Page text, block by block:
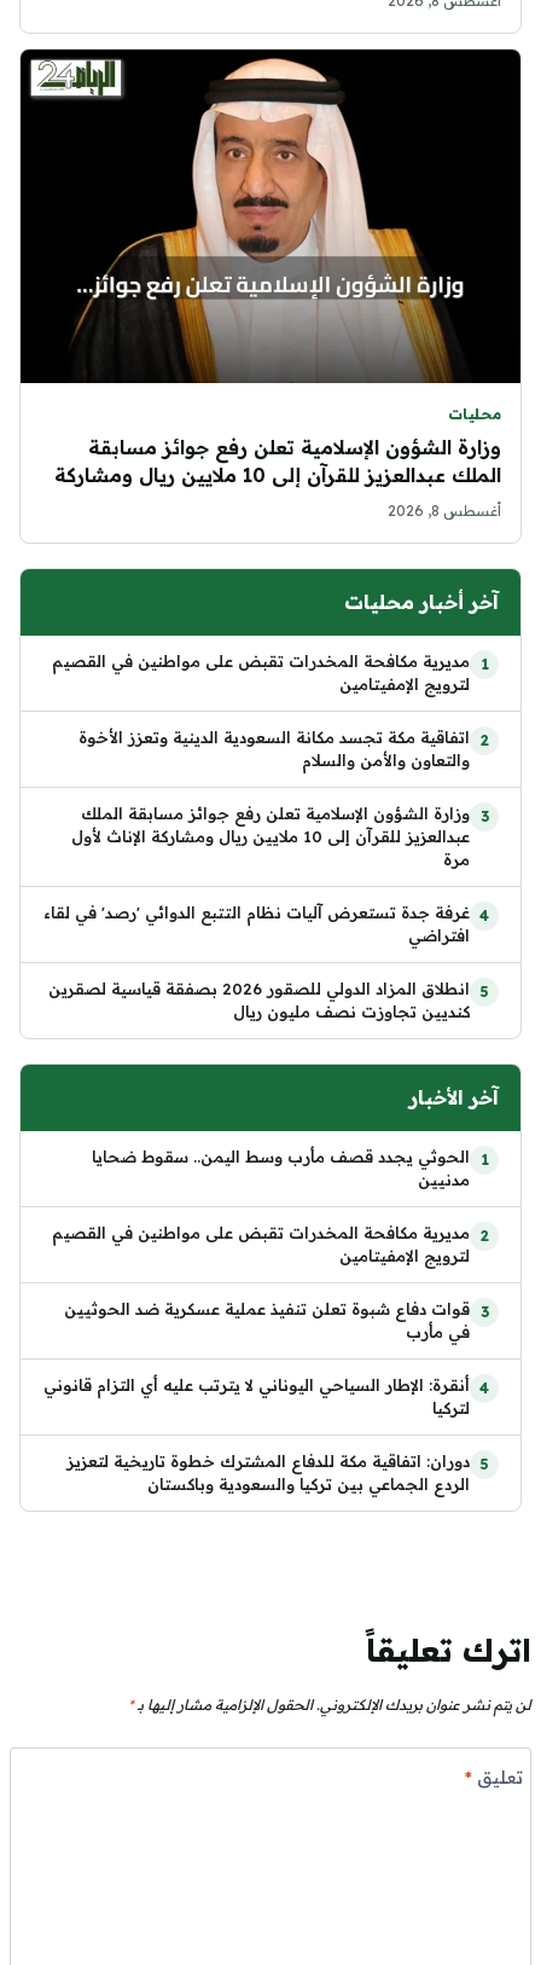
محليات
وزارة الشؤون الإسلامية تعلن رفع جوائز مسابقة
الملك عبدالعزيز للقرآن إلى 10 ملايين ريال ومشاركة
الإناث لأول مرة
أغسطس 8, 2026
آخر أخبار محليات
مديرية مكافحة المخدرات تقبض على مواطنين في القصيم
لترويج الإمفيتامين
اتفاقية مكة تجسد مكانة السعودية الدينية وتعزز الأخوة
والتعاون والأمن والسلام
وزارة الشؤون الإسلامية تعلن رفع جوائز مسابقة الملك
عبدالعزيز للقرآن إلى 10 ملايين ريال ومشاركة الإناث لأول
مرة
غرفة جدة تستعرض آليات نظام التتبع الدوائي 'رصد' في لقاء
افتراضي
انطلاق المزاد الدولي للصقور 2026 بصفقة قياسية لصقرين
كنديين تجاوزت نصف مليون ريال
آخر الأخبار
الحوثي يجدد قصف مأرب وسط اليمن.. سقوط ضحايا
مدنيين
مديرية مكافحة المخدرات تقبض على مواطنين في القصيم
لترويج الإمفيتامين
قوات دفاع شبوة تعلن تنفيذ عملية عسكرية ضد الحوثيين
في مأرب
أنقرة: الإطار السياحي اليوناني لا يترتب عليه أي التزام قانوني
لتركيا
دوران: اتفاقية مكة للدفاع المشترك خطوة تاريخية لتعزيز
الردع الجماعي بين تركيا والسعودية وباكستان
اترك تعليقاً
لن يتم نشر عنوان بريدك الإلكتروني. الحقول الإلزامية مشار إليها بـ*
تعليق*